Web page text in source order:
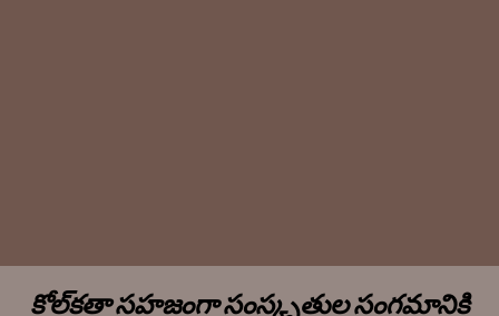
కోల్‌కతా సహజంగా సంస్కృతుల సంగమానికి